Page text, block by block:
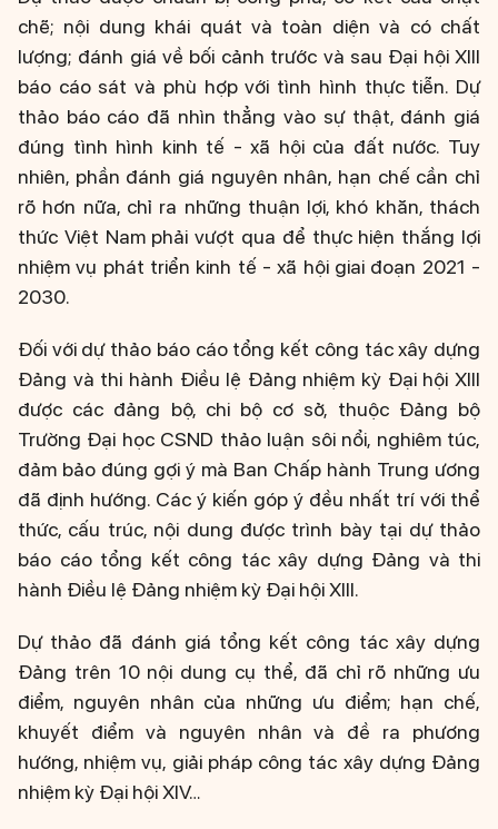
chẽ; nội dung khái quát và toàn diện và có chất
lượng; đánh giá về bối cảnh trước và sau Đại hội XIII
báo cáo sát và phù hợp với tình hình thực tiễn. Dự
thảo báo cáo đã nhìn thẳng vào sự thật, đánh giá
đúng tình hình kinh tế - xã hội của đất nước. Tuy
nhiên, phần đánh giá nguyên nhân, hạn chế cần chỉ
rõ hơn nữa, chỉ ra những thuận lợi, khó khăn, thách
thức Việt Nam phải vượt qua để thực hiện thắng lợi
nhiệm vụ phát triển kinh tế - xã hội giai đoạn 2021 -
2030.
Đối với dự thảo báo cáo tổng kết công tác xây dựng
Đảng và thi hành Điều lệ Đảng nhiệm kỳ Đại hội XIII
được các đảng bộ, chi bộ cơ sở, thuộc Đảng bộ
Trường Đại học CSND thảo luận sôi nổi, nghiêm túc,
đảm bảo đúng gợi ý mà Ban Chấp hành Trung ương
đã định hướng. Các ý kiến góp ý đều nhất trí với thể
thức, cấu trúc, nội dung được trình bày tại dự thảo
báo cáo tổng kết công tác xây dựng Đảng và thi
hành Điều lệ Đảng nhiệm kỳ Đại hội XIII.
Dự thảo đã đánh giá tổng kết công tác xây dựng
Đảng trên 10 nội dung cụ thể, đã chỉ rõ những ưu
điểm, nguyên nhân của những ưu điểm; hạn chế,
khuyết điểm và nguyên nhân và đề ra phương
hướng, nhiệm vụ, giải pháp công tác xây dựng Đảng
nhiệm kỳ Đại hội XIV…